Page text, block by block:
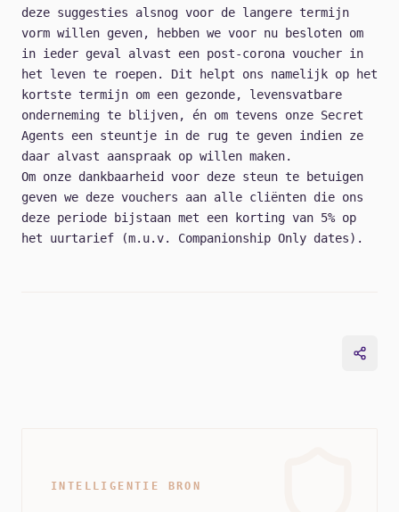
deze suggesties alsnog voor de langere termijn
vorm willen geven, hebben we voor nu besloten om
in ieder geval alvast een post-corona voucher in
het leven te roepen. Dit helpt ons namelijk op het
kortste termijn om een gezonde, levensvatbare
onderneming te blijven, én om tevens onze Secret
Agents een steuntje in de rug te geven indien ze
daar alvast aanspraak op willen maken.
Om onze dankbaarheid voor deze steun te betuigen
geven we deze vouchers aan alle cliënten die ons
deze periode bijstaan met een korting van 5% op
het uurtarief (m.u.v. Companionship Only dates).
INTELLIGENTIE BRON